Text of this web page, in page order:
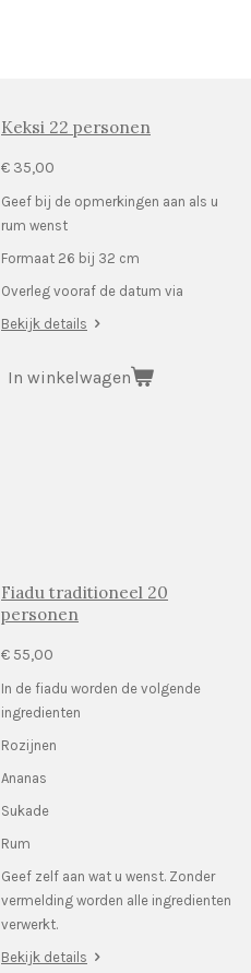
Keksi 22 personen
€ 35,00
Geef bij de opmerkingen aan als u
rum wenst
Formaat 26 bij 32 cm
Overleg vooraf de datum via
Bekijk details
In winkelwagen
Fiadu traditioneel 20
personen
€ 55,00
In de fiadu worden de volgende
ingredienten
Rozijnen
Ananas
Sukade
Rum
Geef zelf aan wat u wenst. Zonder
vermelding worden alle ingredienten
verwerkt.
Bekijk details